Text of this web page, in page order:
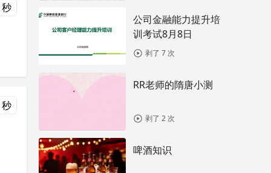
公司金融能力提升培
训考试8月8日
剥了 7 次
RR老师的隋唐小测
剥了 2 次
啤酒知识